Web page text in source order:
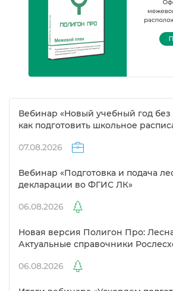
ебинар «Новый учебный год без
как подготовить школьное
07.08.2026
ебинар «Подготовка и подача
декларации во ФГИС ЛК»
06.08.2026
Новая версия Полигон Про:
Актуальные справочники
06.08.2026